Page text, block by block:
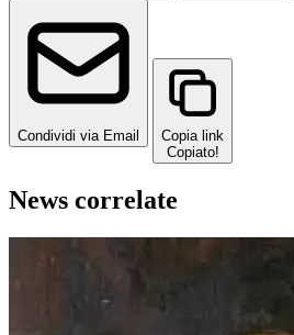
Condividi via Email
Copia link
Copiato!
News correlate